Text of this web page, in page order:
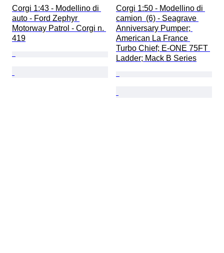
Corgi 1:43 - Modellino di
auto - Ford Zephyr
Motorway Patrol - Corgi n.
419
Corgi 1:50 - Modellino di
camion  (6) - Seagrave
Anniversary Pumper;
American La France
Turbo Chief; E-ONE 75FT
Ladder; Mack B Series